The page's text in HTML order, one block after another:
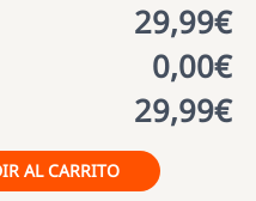
29,99€
0,00€
29,99€
AL CARRITO